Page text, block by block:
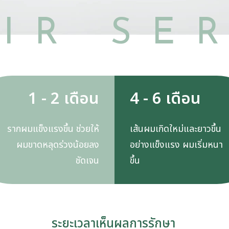
1 - 2 เดือน
รากผมแข็งแรงขึ้น ช่วยให้
ผมขาดหลุดร่วงน้อยลง
ชัดเจน
4 - 6 เดือน
เส้นผมเกิดใหม่และยาวขึ้น
อย่างแข็งแรง ผมเริ่มหนา
ขึ้น
ระยะเวลาเห็นผลการรักษา